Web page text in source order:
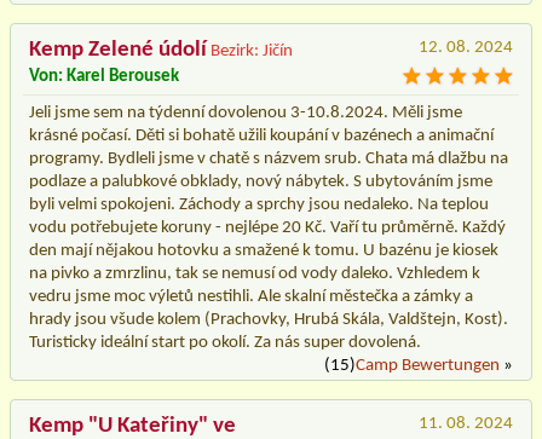
Kemp Zelené údolí Bezirk: Jičín
12. 08. 2024
Von: Karel Berousek
Jeli jsme sem na týdenní dovolenou 3-10.8.2024. Měli jsme
krásné počasí. Děti si bohatě užili koupání v bazénech a animační
programy. Bydleli jsme v chatě s názvem srub. Chata má dlažbu na
podlaze a palubkové obklady, nový nábytek. S ubytováním jsme
byli velmi spokojeni. Záchody a sprchy jsou nedaleko. Na teplou
vodu potřebujete koruny - nejlépe 20 Kč. Vaří tu průměrně. Každý
den mají nějakou hotovku a smažené k tomu. U bazénu je kiosek
na pivko a zmrzlinu, tak se nemusí od vody daleko. Vzhledem k
vedru jsme moc výletů nestihli. Ale skalní městečka a zámky a
hrady jsou všude kolem (Prachovky, Hrubá Skála, Valdštejn, Kost).
Turisticky ideální start po okolí. Za nás super dovolená.
(15)Camp Bewertungen »
Kemp "U Kateřiny" ve
11. 08. 2024